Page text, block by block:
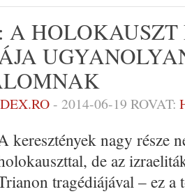
A
- 2014-06-19 ROVAT:
keresztények nagy része
de az
tragédiájával – ez a